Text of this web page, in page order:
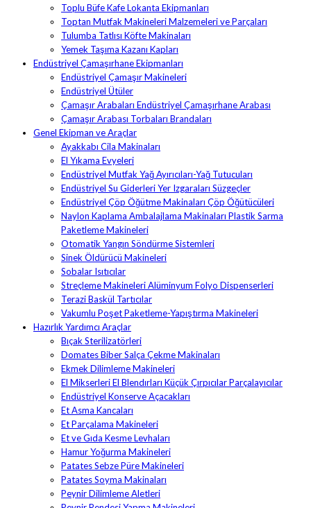
Toplu Büfe Kafe Lokanta Ekipmanları
Toptan Mutfak Makineleri Malzemeleri ve Parçaları
Tulumba Tatlısı Köfte Makinaları
Yemek Taşıma Kazanı Kapları
Endüstriyel Çamaşırhane Ekipmanları
Endüstriyel Çamaşır Makineleri
Endüstriyel Ütüler
Çamaşır Arabaları Endüstriyel Çamaşırhane Arabası
Çamaşır Arabası Torbaları Brandaları
Genel Ekipman ve Araçlar
Ayakkabı Cila Makinaları
El Yıkama Evyeleri
Endüstriyel Mutfak Yağ Ayırıcıları-Yağ Tutucuları
Endüstriyel Su Giderleri Yer Izgaraları Süzgeçler
Endüstriyel Çöp Öğütme Makinaları Çöp Öğütücüleri
Naylon Kaplama Ambalajlama Makinaları Plastik Sarma
Paketleme Makineleri
Otomatik Yangın Söndürme Sistemleri
Sinek Öldürücü Makineleri
Sobalar Isıtıcılar
Streçleme Makineleri Alüminyum Folyo Dispenserleri
Terazi Baskül Tartıcılar
Vakumlu Poşet Paketleme-Yapıştırma Makineleri
Hazırlık Yardımcı Araçlar
Bıçak Sterilizatörleri
Domates Biber Salça Çekme Makinaları
Ekmek Dilimleme Makineleri
El Mikserleri El Blendırları Küçük Çırpıcılar Parçalayıcılar
Endüstriyel Konserve Açacakları
Et Asma Kancaları
Et Parçalama Makineleri
Et ve Gıda Kesme Levhaları
Hamur Yoğurma Makineleri
Patates Sebze Püre Makineleri
Patates Soyma Makinaları
Peynir Dilimleme Aletleri